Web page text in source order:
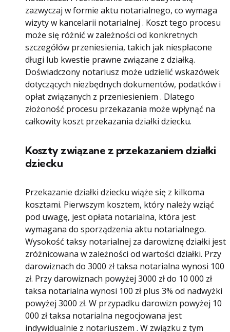
zazwyczaj w formie aktu notarialnego, co wymaga
wizyty w kancelarii notarialnej . Koszt tego procesu
może się różnić w zależności od konkretnych
szczegółów przeniesienia, takich jak niespłacone
długi lub kwestie prawne związane z działką.
Doświadczony notariusz może udzielić wskazówek
dotyczących niezbędnych dokumentów, podatków i
opłat związanych z przeniesieniem . Dlatego
złożoność procesu przekazania może wpłynąć na
całkowity koszt przekazania działki dziecku.
Koszty związane z przekazaniem działki
dziecku
Przekazanie działki dziecku wiąże się z kilkoma
kosztami. Pierwszym kosztem, który należy wziąć
pod uwagę, jest opłata notarialna, która jest
wymagana do sporządzenia aktu notarialnego.
Wysokość taksy notarialnej za darowiznę działki jest
zróżnicowana w zależności od wartości działki. Przy
darowiznach do 3000 zł taksa notarialna wynosi 100
zł. Przy darowiznach powyżej 3000 zł do 10 000 zł
taksa notarialna wynosi 100 zł plus 3% od nadwyżki
powyżej 3000 zł. W przypadku darowizn powyżej 10
000 zł taksa notarialna negocjowana jest
indywidualnie z notariuszem . W związku z tym